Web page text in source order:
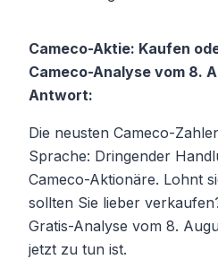
Cameco-Aktie: Kaufen
Cameco-Analyse vom 8.
Antwort:
Die neusten Cameco-
Sprache: Dringender
Cameco-Aktionäre. Lohnt
sollten Sie lieber
Gratis-Analyse vom 8.
jetzt zu tun ist.